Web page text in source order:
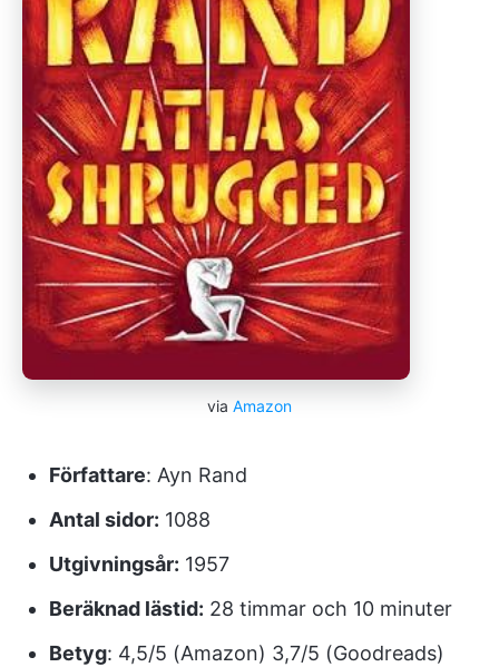
via Amazon
Författare: Ayn Rand
Antal sidor: 1088
Utgivningsår: 1957
Beräknad lästid: 28 timmar och 10 minuter
Betyg: 4,5/5 (Amazon) 3,7/5 (Goodreads)